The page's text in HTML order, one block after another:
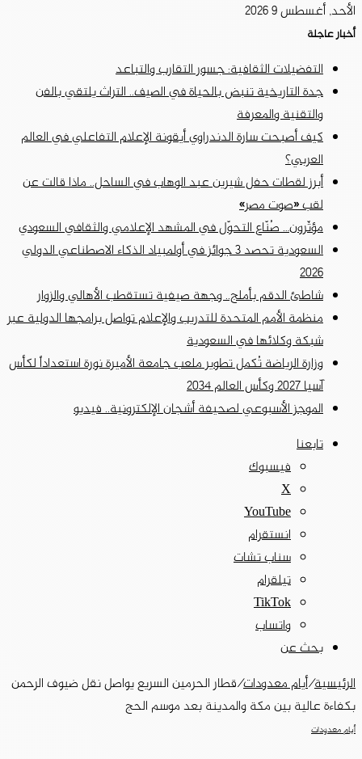
الأحد, أغسطس 9 2026
أخبار عاجلة
التفضيلات الثقافية: جسور التقارب والتباعد
جدة التاريخية تنبض بالحياة في الصيف.. التراث يلتقي بالفن
والتقنية والمعرفة
كيف أصبحت سارة الدندراوي أيقونة الإعلام التفاعلي في العالم
العربي؟
أبرز لقطات حفل شيرين عبد الوهاب في الساحل.. ماذا قالت عن
لقب «صوت مصر»
مؤثّرون… صُنّاع التحوّل في المشهد الإعلامي والثقافي السعودي
السعودية تحصد 3 جوائز في أولمبياد الذكاء الاصطناعي الدولي
2026
شاطئ الدقم بأملج.. وجهة صيفية تستقطب الأهالي والزوار
منظمة الأمم المتحدة للتدريب والإعلام تواصل برامجها الدولية عبر
شبكة وكلائها في السعودية
وزارة الرياضة تُكمل تطوير ملعب جامعة الأميرة نورة استعداداً لكأس
آسيا 2027 وكأس العالم 2034
الموجز الأسبوعي لصحيفة أشجان الإلكترونية.. فيديو
تابعنا
فيسبوك
‫X
‫YouTube
انستقرام
سناب تشات
تيلقرام
‫TikTok
واتساب
بحث عن
الرئيسية/أيام معدودات/قطار الحرمين السريع يواصل نقل ضيوف الرحمن
بكفاءة عالية بين مكة والمدينة بعد موسم الحج
أيام معدودات